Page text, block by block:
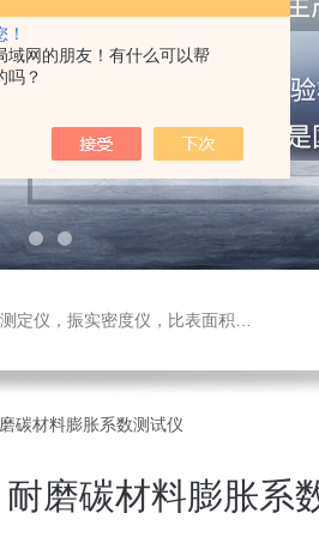
域网的朋友！有什么可以帮
吗？
热膨胀仪，炭块透气率仪，炭块二氧化碳反应测定仪
碳材料膨胀系数测试仪
耐磨碳材料膨胀系